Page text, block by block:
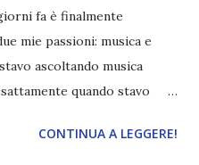
fa è finalmente
mie passioni: musica e
ascoltando musica
quando stavo
associare ad ogni canzone
CONTINUA A LEGGERE!